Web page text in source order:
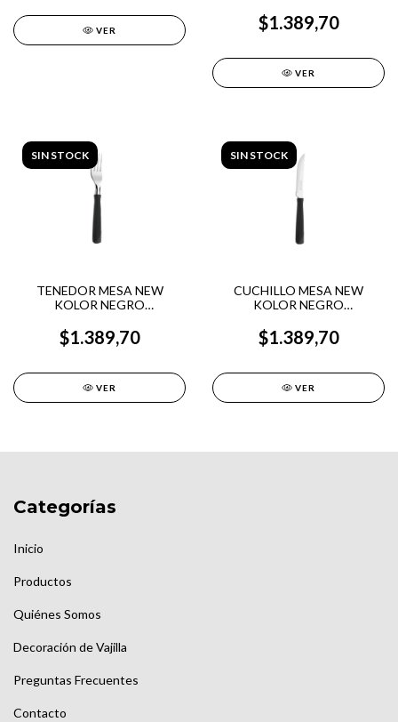
VER $1.389,70
VER
SIN STOCK
TENEDOR MESA NEW
KOLOR NEGRO
$1.389,70
VER
SIN STOCK
CUCHILLO MESA NEW
KOLOR NEGRO
$1.389,70
VER
Categorías
Inicio
Productos
Quiénes Somos
Decoración de Vajilla
Preguntas Frecuentes
Contacto